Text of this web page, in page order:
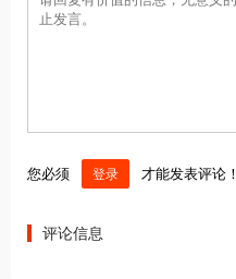
您必须 登录 才能发表评论！
评论信息